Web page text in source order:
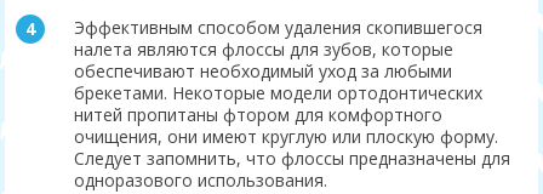
Эффективным способом удаления скопившегося
налета являются флоссы для зубов, которые
обеспечивают необходимый уход за любыми
брекетами. Некоторые модели ортодонтических
нитей пропитаны фтором для комфортного
очищения, они имеют круглую или плоскую форму.
Следует запомнить, что флоссы предназначены для
одноразового использования.